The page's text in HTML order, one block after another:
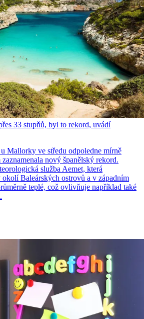
33 stupňů, byl to rekord, uvádí
Mallorky ve středu odpoledne mírně
nový španělský rekord.
služba Aemet, která
okolí Baleárských ostrovů a v západním
teplé, což ovlivňuje například také